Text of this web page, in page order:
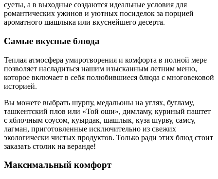
суеты, а в выходные создаются идеальные условия для
романтических ужинов и уютных посиделок за порцией
ароматного шашлыка или вкуснейшего десерта.
Самые вкусные блюда
Теплая атмосфера умиротворения и комфорта в полной мере
позволяет насладиться нашим изысканным летним меню,
которое включает в себя полюбившиеся блюда с многовековой
историей.
Вы можете выбрать шурпу, медальоны на углях, бугламу,
ташкентский плов или «Той оши», димламу, куриный паштет
с яблочным соусом, куырдак, шашлык, куза шурву, самсу,
лагман, приготовленные исключительно из свежих
экологически чистых продуктов. Только ради этих блюд стоит
заказать столик на веранде!
Максимальный комфорт